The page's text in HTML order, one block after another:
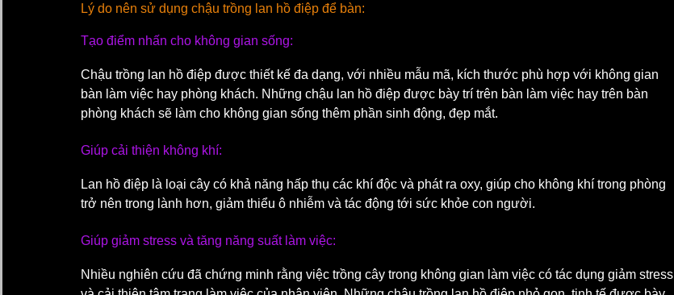
Lý do nên sử dụng chậu trồng lan hồ điệp để bàn:
Tạo điểm nhấn cho không gian sống:
Chậu trồng lan hồ điệp được thiết kế đa dạng, với nhiều mẫu mã, kích thước phù hợp với không gian
bàn làm việc hay phòng khách. Những chậu lan hồ điệp được bày trí trên bàn làm việc hay trên bàn
phòng khách sẽ làm cho không gian sống thêm phần sinh động, đẹp mắt.
Giúp cải thiện không khí:
Lan hồ điệp là loại cây có khả năng hấp thụ các khí độc và phát ra oxy, giúp cho không khí trong phòng
trở nên trong lành hơn, giảm thiểu ô nhiễm và tác động tới sức khỏe con người.
Giúp giảm stress và tăng năng suất làm việc:
Nhiều nghiên cứu đã chứng minh rằng việc trồng cây trong không gian làm việc có tác dụng giảm stress